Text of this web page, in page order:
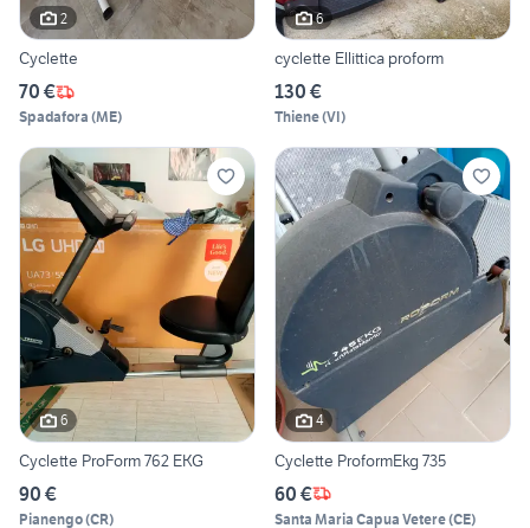
2
Cyclette
70 €
Spadafora (ME)
6
cyclette Ellittica proform
130 €
Thiene(VI)
6
Cyclette ProForm 762 EKG
90 €
Pianengo(CR)
4
Cyclette ProformEkg 735
60 €
Santa Maria Capua Vetere(CE)